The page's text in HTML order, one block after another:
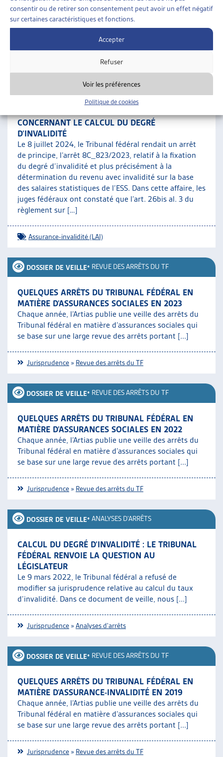
consentir ou de retirer son consentement peut avoir un effet négatif
sur certaines caractéristiques et fonctions.
Accepter
Refuser
Voir les préférences
Politique de cookies
Le jugement du Tribunal fédéral porte sur la version du RAI
en vigueur jusqu’au 31 décembre 2023. Les répercussions de
cette jurisprudence sur la teneur actuelle de l’article 26bis
RAI ne sont pas abordées par la Cour.
SUR LE MÊME THÈME…
3 SEPTEMBRE 2024
CONCERNANT LE CALCUL DU DEGRÉ
D’INVALIDITÉ
Le 8 juillet 2024, le Tribunal fédéral rendait un arrêt
de principe, l’arrêt 8C_823/2023, relatif à la fixation
du degré d’invalidité et plus précisément à la
détermination du revenu avec invalidité sur la base
des salaires statistiques de l’ESS. Dans cette affaire, les
juges fédéraux ont constaté que l’art. 26bis al. 3 du
règlement sur […]
Assurance-invalidité (LAI)
DOSSIER DE VEILLE• REVUE DES ARRÊTS DU TF
QUELQUES ARRÊTS DU TRIBUNAL FÉDÉRAL EN
MATIÈRE D’ASSURANCES SOCIALES EN 2023
Chaque année, l’Artias publie une veille des arrêts du
Tribunal fédéral en matière d’assurances sociales qui
se base sur une large revue des arrêts portant [...]
Jurisprudence » Revue des arrêts du TF
DOSSIER DE VEILLE• REVUE DES ARRÊTS DU TF
QUELQUES ARRÊTS DU TRIBUNAL FÉDÉRAL EN
MATIÈRE D’ASSURANCES SOCIALES EN 2022
Chaque année, l’Artias publie une veille des arrêts du
Tribunal fédéral en matière d’assurances sociales qui
se base sur une large revue des arrêts portant [...]
Jurisprudence » Revue des arrêts du TF
DOSSIER DE VEILLE• ANALYSES D'ARRÊTS
CALCUL DU DEGRÉ D’INVALIDITÉ : LE TRIBUNAL
FÉDÉRAL RENVOIE LA QUESTION AU
LÉGISLATEUR
Le 9 mars 2022, le Tribunal fédéral a refusé de
modifier sa jurisprudence relative au calcul du taux
d’invalidité. Dans ce document de veille, nous [...]
Jurisprudence »Analyses d'arrêts
DOSSIER DE VEILLE• REVUE DES ARRÊTS DU TF
QUELQUES ARRÊTS DU TRIBUNAL FÉDÉRAL EN
MATIÈRE D’ASSURANCE-INVALIDITÉ EN 2019
Chaque année, l’Artias publie une veille des arrêts du
Tribunal fédéral en matière d’assurances sociales qui
se base sur une large revue des arrêts portant [...]
Jurisprudence » Revue des arrêts du TF